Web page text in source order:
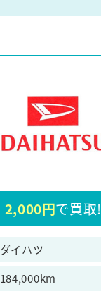
2,000円で買取!
ダイハツ
184,000km